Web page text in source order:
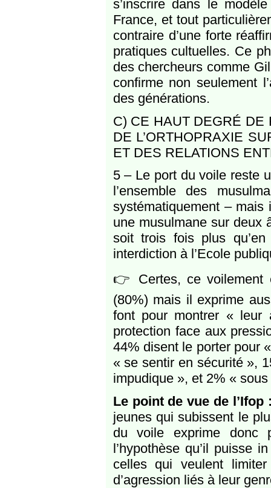
s’inscrire dans le
France, et tout
contraire d’une forte
pratiques cultuelles. Ce
des chercheurs comme
confirme non seulement
des générations.
C) CE HAUT DEGRÉ DE
DE L’ORTHOPRAXIE
ET DES RELATIONS
5 – Le port du voile reste
l’ensemble des
systématiquement – mais
une musulmane sur deux
soit trois fois plus
interdiction à l’Ecole
👉 Certes, ce voilement
(80%) mais il exprime
font pour montrer « leur
protection face aux
44% disent le porter pour
« se sentir en sécurité »,
impudique », et 2% «
Le point de vue de
jeunes qui subissent le
du voile exprime donc
l’hypothèse qu’il puisse
celles qui veulent
d’agression liés à leur